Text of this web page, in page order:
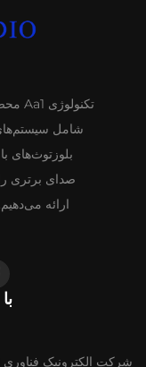
شامل
صدای برتری
ارائه
شرکت الکترونیک فناوری Aa1، محدود